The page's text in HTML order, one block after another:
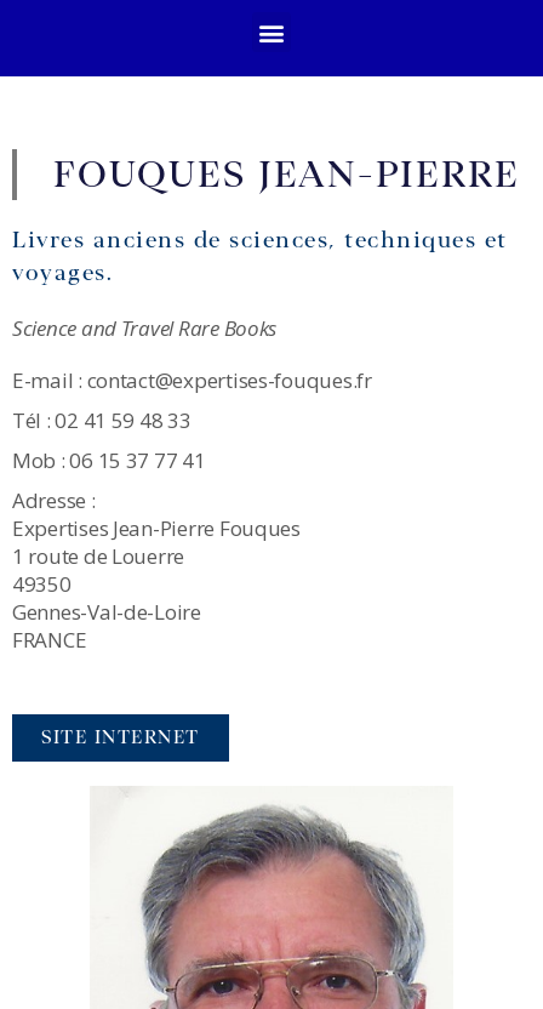
FOUQUES JEAN-PIERRE
Livres anciens de sciences, techniques et
voyages.
Science and Travel Rare Books
E-mail : contact@expertises-fouques.fr
Tél : 02 41 59 48 33
Mob : 06 15 37 77 41
Adresse :
Expertises Jean-Pierre Fouques
1 route de Louerre
49350
Gennes-Val-de-Loire
FRANCE
SITE INTERNET